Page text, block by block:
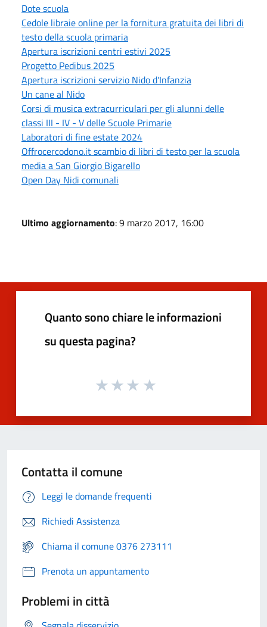
Dote scuola
Cedole libraie online per la fornitura gratuita dei libri di
testo della scuola primaria
Apertura iscrizioni centri estivi 2025
Progetto Pedibus 2025
Apertura iscrizioni servizio Nido d'Infanzia
Un cane al Nido
Corsi di musica extracurriculari per gli alunni delle
classi III - IV - V delle Scuole Primarie
Laboratori di fine estate 2024
Offrocercodono.it scambio di libri di testo per la scuola
media a San Giorgio Bigarello
Open Day Nidi comunali
Ultimo aggiornamento: 9 marzo 2017, 16:00
Quanto sono chiare le informazioni
su questa pagina?
Contatta il comune
Leggi le domande frequenti
Richiedi Assistenza
Chiama il comune 0376 273111
Prenota un appuntamento
Problemi in città